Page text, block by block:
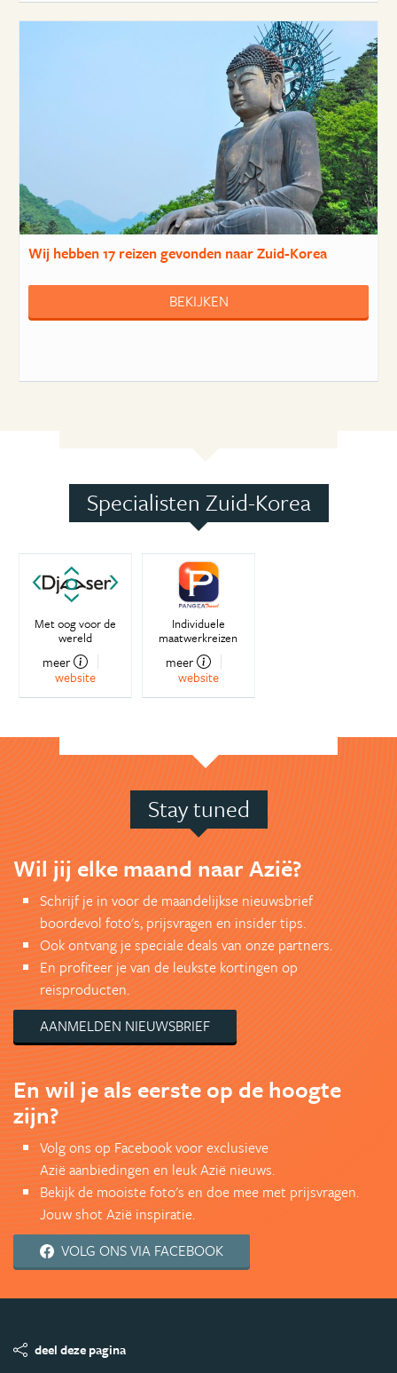
Wij hebben17 reizengevonden naar Zuid-Korea
BEKIJKEN
Specialisten Zuid-Korea
Met oog voor de
wereld
meer
website
Individuele
maatwerkreizen
meer
website
Stay tuned
Wil jij elke maand naar Azië?
Schrijf je in voor de maandelijkse nieuwsbrief
boordevol foto's, prijsvragen en insider tips.
Ook ontvang je speciale deals van onze partners.
En profiteer je van de leukste kortingen op
reisproducten.
AANMELDEN NIEUWSBRIEF
En wil je als eerste op de hoogte
zijn?
Volg ons op Facebook voor exclusieve
Azië aanbiedingen en leuk Azië nieuws.
Bekijk de mooiste foto's en doe mee met prijsvragen.
Jouw shot Azië inspiratie.
VOLG ONS VIA FACEBOOK
deel deze pagina